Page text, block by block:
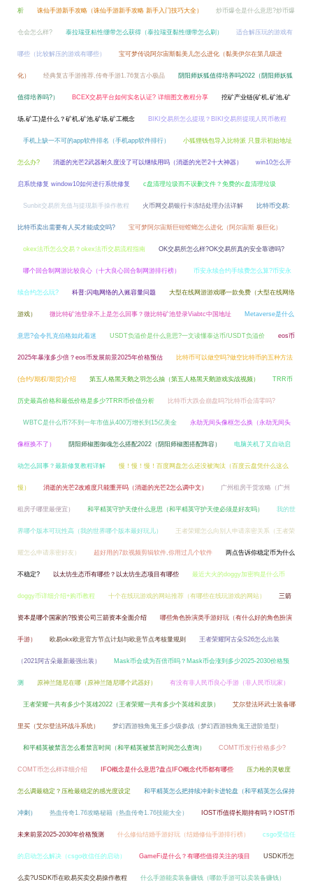
析 诛仙手游新手攻略（诛仙手游新手攻略 新手入门技巧大全） 炒币爆仓是什么意思?炒币爆
仓会怎么样? 泰拉瑞亚粘性绷带怎么获得（泰拉瑞亚黏性绷带怎么刷） 适合解压玩的游戏有
哪些（比较解压的游戏有哪些） 宝可梦传说阿尔宙斯黏美儿怎么进化（黏美伊尔在第几级进
化） 经典复古手游推荐,传奇手游1.76复古小极品 阴阳师妖狐值得培养吗2022（阴阳师妖狐
值得培养吗?） BCEX交易平台如何实名认证? 详细图文教程分享 挖矿产业链(矿机,矿池,矿
场,矿工)是什么？矿机,矿池,矿场,矿工概念 BIKI交易所怎么提现？BIKI交易所提现人民币教程
手机上缺一不可的app软件排名（手机app软件排行） 小狐狸钱包导入比特派 只显示初始地址
怎么办? 消逝的光芒2武器耐久度没了可以继续用吗（消逝的光芒2十大神器） win10怎么开
启系统修复 window10如何进行系统修复 c盘清理垃圾而不误删文件？免费的c盘清理垃圾
Sunbit交易所充值与提现新手操作教程 火币网交易银行卡冻结处理办法详解 比特币交易:
比特币卖出需要有人买才能成交吗? 宝可梦阿尔宙斯巨钳螳螂怎么进化（阿尔宙斯 极巨化）
okex法币怎么交易？okex法币交易流程指南 OK交易所怎么样?OK交易所真的安全靠谱吗?
哪个回合制网游比较良心（十大良心回合制网游排行榜） 币安永续合约手续费怎么算?币安永
续合约怎么玩? 科普:闪电网络的入账容量问题 大型在线网游游戏哪一款免费（大型在线网络
游戏） 微比特矿池登录不上是怎么回事？微比特矿池登录Viabtc中国地址 Metaverse是什么
意思?会令扎克伯格如此着迷 USDT负溢价是什么意思?一文读懂泰达币/USDT负溢价 eos币
2025年暴涨多少倍？eos币发展前景2025年价格预估 比特币可以做空吗?做空比特币的五种方法
(合约/期权/期货)介绍 第五人格黑天鹅之羽怎么抽（第五人格黑天鹅游戏实战视频） TRR币
历史最高价格和最低价格是多少?TRR币价值分析 比特币大跌会崩盘吗?比特币会清零吗?
WBTC是什么币?不到一年市值从400万增长到15亿美金 永劫无间头像框怎么换（永劫无间头
像框换不了） 阴阳师椒图御魂怎么搭配2022（阴阳师椒图搭配阵容） 电脑关机了又自动启
动怎么回事？最新修复教程详解 慢！慢！慢！百度网盘怎么还没被淘汰（百度云盘凭什么这么
慢） 消逝的光芒2改难度只能重开吗（消逝的光芒2怎么调中文） 广州租房干货攻略（广州
租房子哪里最便宜） 和平精英守护天使什么意思（和平精英守护天使必须是好友吗） 我的世
界哪个版本可玩性高（我的世界哪个版本最好玩儿） 王者荣耀怎么向别人申请亲密关系（王者荣
耀怎么申请亲密好友） 超好用的7款视频剪辑软件,你用过几个软件 两点告诉你稳定币为什么
不稳定? 以太坊生态币有哪些？以太坊生态项目有哪些 最近大火的doggy加密狗是什么币
doggy币详细介绍+购币教程 十个在线玩游戏的网站推荐（有哪些在线玩游戏的网站） 三箭
资本是哪个国家的?投资公司三箭资本全面介绍 哪些角色扮演类手游好玩（有什么好的角色扮演
手游） 欧易okx欧意官方节点计划与欧意节点考核量规则 王者荣耀阿古朵S26怎么出装
（2021阿古朵最新最强出装） Mask币会成为百倍币吗？Mask币会涨到多少2025-2030价格预
测 原神兰随尼在哪（原神兰随尼哪个武器好） 有没有非人民币良心手游（非人民币玩家）
王者荣耀一共有多少个英雄2022（王者荣耀一共有多少个英雄和皮肤） 艾尔登法环武士装备哪
里买（艾尔登法环战斗系统） 梦幻西游独角鬼王多少级参战（梦幻西游独角鬼王进阶造型）
和平精英被禁言怎么看禁言时间（和平精英被禁言时间怎么查询） COMT币发行价格多少?
COMT币怎么样详细介绍 IFO概念是什么意思?盘点IFO概念代币都有哪些 压力枪的灵敏度
怎么调最稳定？压枪最稳定的感光度设定 和平精英怎么把持续冲刺卡进轮盘（和平精英怎么保持
冲刺） 热血传奇1.76攻略秘籍（热血传奇1.76技能大全） IOST币值得长期持有吗？IOST币
未来前景2025-2030年价格预测 什么修仙结婚手游好玩（结婚修仙手游排行榜） csgo受信任
的启动怎么解决（csgo收信任的启动） GameFi是什么？有哪些值得关注的项目 USDK币怎
么卖?USDK币在欧易买卖交易操作教程 什么手游能卖装备赚钱（哪款手游可以卖装备赚钱）